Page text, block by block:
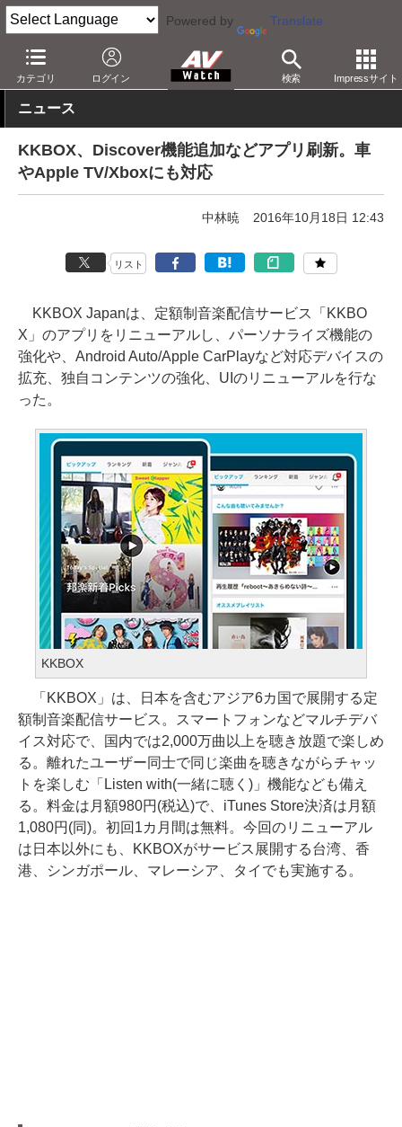
Powered by Translate
カテゴリ ログイン 検索 Impressサイト
AV Watch コンテンツ・サービス 音楽配信 その他
ニュース
KKBOX、Discover機能追加などアプリ刷新。車
やApple TV/Xboxにも対応
中林暁 2016年10月18日 12:43
リスト
KKBOX Japanは、定額制音楽配信サービス「KKBO
X」のアプリをリニューアルし、パーソナライズ機能の
強化や、Android Auto/Apple CarPlayなど対応デバイスの
拡充、独自コンテンツの強化、UIのリニューアルを行な
った。
KKBOX
「KKBOX」は、日本を含むアジア6カ国で展開する定
額制音楽配信サービス。スマートフォンなどマルチデバ
イス対応で、国内では2,000万曲以上を聴き放題で楽しめ
る。離れたユーザー同士で同じ楽曲を聴きながらチャッ
トを楽しむ「Listen with(一緒に聴く)」機能なども備え
る。料金は月額980円(税込)で、iTunes Store決済は月額
1,080円(同)。初回1カ月間は無料。今回のリニューアル
は日本以外にも、KKBOXがサービス展開する台湾、香
港、シンガポール、マレーシア、タイでも実施する。